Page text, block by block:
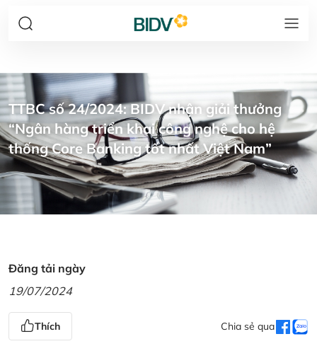
TTBC số 24/2024: BIDV nhận giải thưởng
“Ngân hàng triển khai công nghệ cho hệ
thống Core Banking tốt nhất Việt Nam”
Đăng tải ngày
19/07/2024
Thích Chia sẻ qua